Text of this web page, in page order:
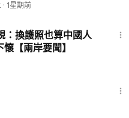
· 1星期前
：換護照也算中國人
【兩岸要聞】